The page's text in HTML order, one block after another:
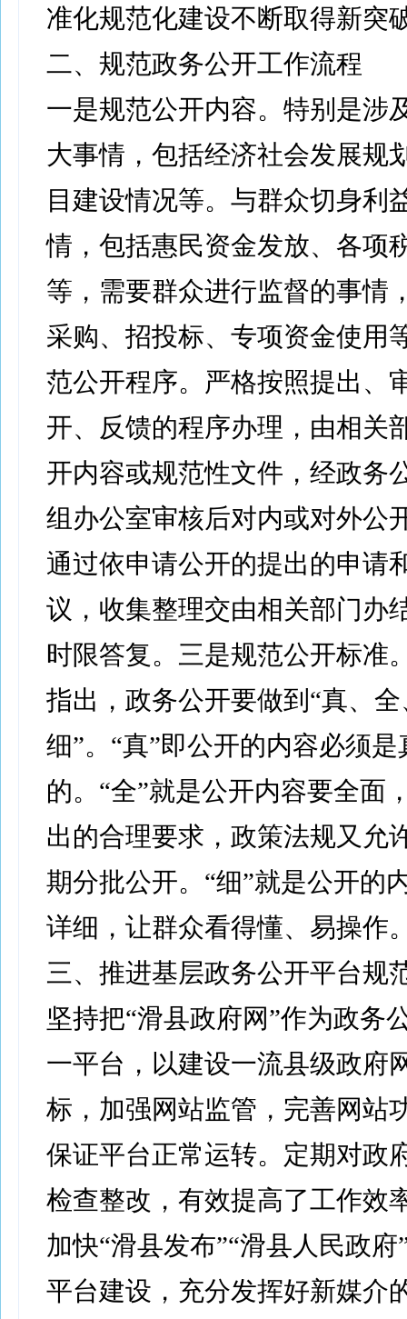
准化规范化建设不断取得新突
二、规范政务公开工作流程
一是规范公开内容。特别是涉
大事情，包括经济社会发展规
目建设情况等。与群众切身利
情，包括惠民资金发放、各项
等，需要群众进行监督的事情
采购、招投标、专项资金使用
范公开程序。严格按照提出、
开、反馈的程序办理，由相关
开内容或规范性文件，经政务
组办公室审核后对内或对外公
通过依申请公开的提出的申请
议，收集整理交由相关部门办
时限答复。三是规范公开标准
指出，政务公开要做到“真、全
细”。“真”即公开的内容必须是
的。“全”就是公开内容要全面
出的合理要求，政策法规又允
期分批公开。“细”就是公开的
详细，让群众看得懂、易操作
三、推进基层政务公开平台规
坚持把“滑县政府网”作为政务
一平台，以建设一流县级政府
标，加强网站监管，完善网站
保证平台正常运转。定期对政
检查整改，有效提高了工作效
加快“滑县发布”“滑县人民政
平台建设，充分发挥好新媒介